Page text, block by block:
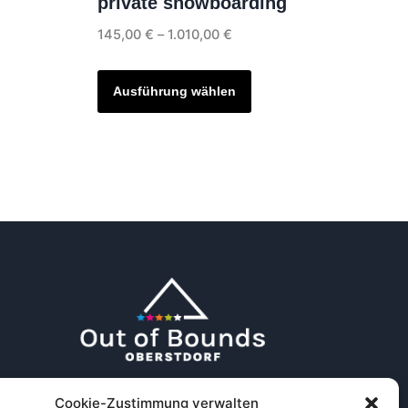
Cookie-Zustimmung verwalten
145,00 € – 1.010,00 €Preisspanne:
1.010,00 €
Ausführung wählen
weist
Die
Produktseite
werden